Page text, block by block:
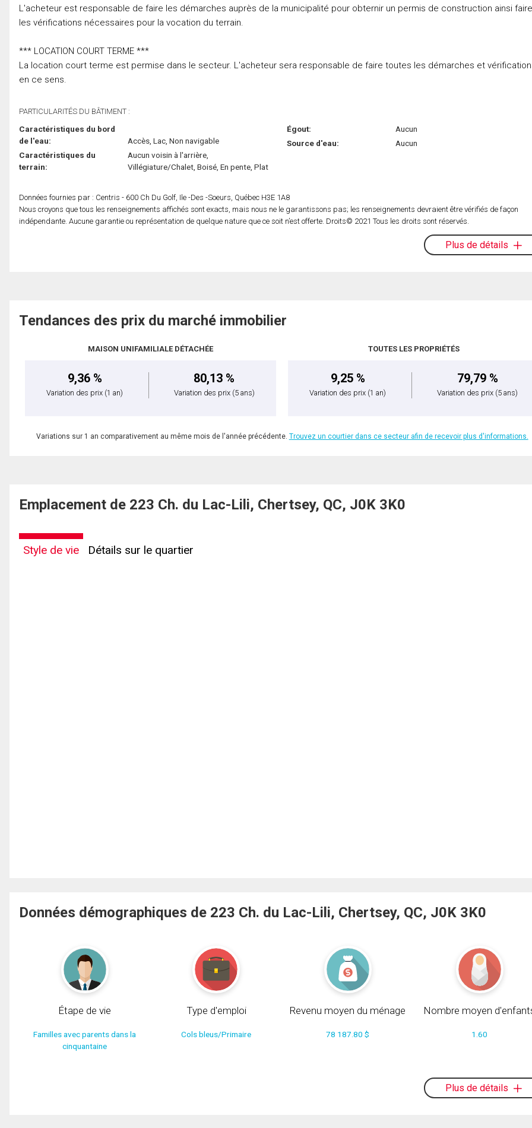
L'acheteur est responsable de faire les démarches auprès de la municipalité pour obternir un permis de construction ainsi faire
les vérifications nécessaires pour la vocation du terrain.
*** LOCATION COURT TERME ***
La location court terme est permise dans le secteur. L'acheteur sera responsable de faire toutes les démarches et
en ce sens.
PARTICULARITÉS DU BÂTIMENT :
Caractéristiques du bord
de l'eau:
Accès, Lac, Non navigable
Caractéristiques du
terrain:
Aucun voisin à l'arrière,
Villégiature/Chalet, Boisé, En pente, Plat
Égout:
Aucun
Source d'eau:
Aucun
Données fournies par : Centris - 600 Ch Du Golf, Ile -Des -Soeurs, Québec H3E 1A8
Nous croyons que tous les renseignements affichés sont exacts, mais nous ne le garantissons pas; les renseignements devraient être vérifiés de façon
indépendante. Aucune garantie ou représentation de quelque nature que ce soit n’est offerte. Droits© 2021 Tous les droits sont réservés.
Plus de détails
Tendances des prix du marché immobilier
MAISON UNIFAMILIALE DÉTACHÉE
9,36 %
Variation des prix (1 an)
80,13 %
Variation des prix (5 ans)
TOUTES LES PROPRIÉTÉS
9,25 %
Variation des prix (1 an)
79,79 %
Variation des prix (5 ans)
Variations sur 1 an comparativement au même mois de l'année précédente. Trouvez un courtier dans ce secteur afin de recevoir plus d'informations.
Emplacement de 223 Ch. du Lac-Lili, Chertsey, QC, J0K 3K0
Style de vie Détails sur le quartier
Données démographiques de 223 Ch. du Lac-Lili, Chertsey, QC, J0K 3K0
Étape de vie
Familles avec parents dans la
cinquantaine
Type d'emploi
Cols bleus/Primaire
Revenu moyen du ménage
78 187.80 $
Nombre moyen
1.60
Plus de détails